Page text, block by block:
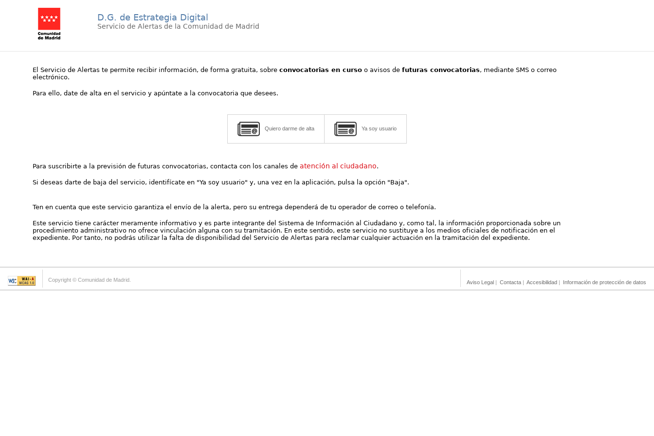
D.G. de Estrategia Digital
Servicio de Alertas de la Comunidad de Madrid
El Servicio de Alertas te permite recibir información, de forma gratuita, sobreconvocatorias en curso o avisos defuturas convocatorias, mediante SMS o correo
electrónico.
Para ello, date de alta en el servicio y apúntate a la convocatoria que desees.
Quiero darme de alta Ya soy usuario
Para suscribirte a la previsión de futuras convocatorias, contacta con los canales deatención al ciudadano.
Si deseas darte de baja del servicio, identifícate en "Ya soy usuario" y, una vez en la aplicación, pulsa la opción "Baja".
Ten en cuenta que este servicio garantiza el envío de la alerta, pero su entrega dependerá de tu operador de correo o telefonía.
Este servicio tiene carácter meramente informativo y es parte integrante del Sistema de Información al Ciudadano y, como tal, la información proporcionada sobre un
procedimiento administrativo no ofrece vinculación alguna con su tramitación. En este sentido, este servicio no sustituye a los medios oficiales de notificación en el
expediente. Por tanto, no podrás utilizar la falta de disponibilidad del Servicio de Alertas para reclamar cualquier actuación en la tramitación del expediente.
Copyright © Comunidad de Madrid. Aviso Legal | Contacta | Accesibilidad | Información de protección de datos